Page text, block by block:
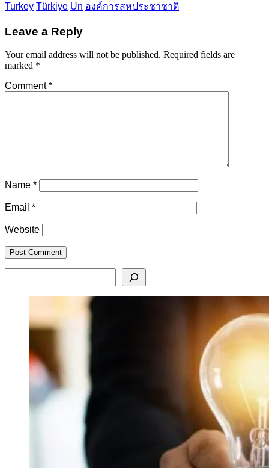
Turkey Türkiye Un องค์การสหประชาชาติ
Leave a Reply
Your email address will not be published. Required fields are
marked *
Comment*
Name *
Email *
Website